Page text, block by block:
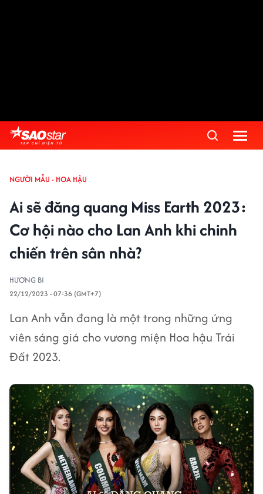
NGƯỜI MẪU - HOA HẬU
Ai sẽ đăng quang Miss Earth 2023:
Cơ hội nào cho Lan Anh khi chinh
chiến trên sân nhà?
HƯƠNG BI
22/12/2023 - 07:36 (GMT+7)
Lan Anh vẫn đang là một trong những ứng
viên sáng giá cho vương miện Hoa hậu Trái
Đất 2023.